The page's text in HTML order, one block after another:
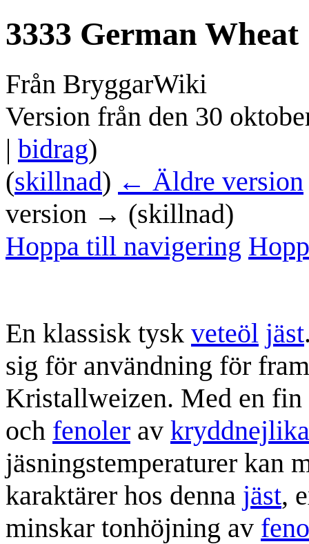
3333 German Wheat
Från BryggarWiki
Version från den 30
| bidrag)
(skillnad) ← Äldre version
version → (skillnad)
Hoppa till navigering
En klassisk tysk veteöl jäst
sig för användning för
Kristallweizen. Med en fin
och fenoler av kryddnejlika
jäsningstemperaturer kan
karaktärer hos denna jäst,
minskar tonhöjning av